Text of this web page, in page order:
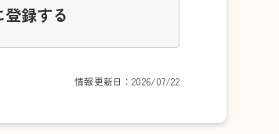
録する
情報更新日：2026/07/22